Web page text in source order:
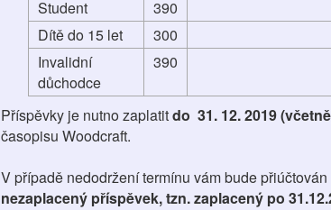
Student
390
Dítě do 15 let
300
Invalidní
důchodce
390
Příspěvky je nutno zaplatitdo 31. 12. 2019
časopisu Woodcraft.
V případě nedodržení termínu vám bude přiúčtován
nezaplacený příspěvek, tzn. zaplacený po